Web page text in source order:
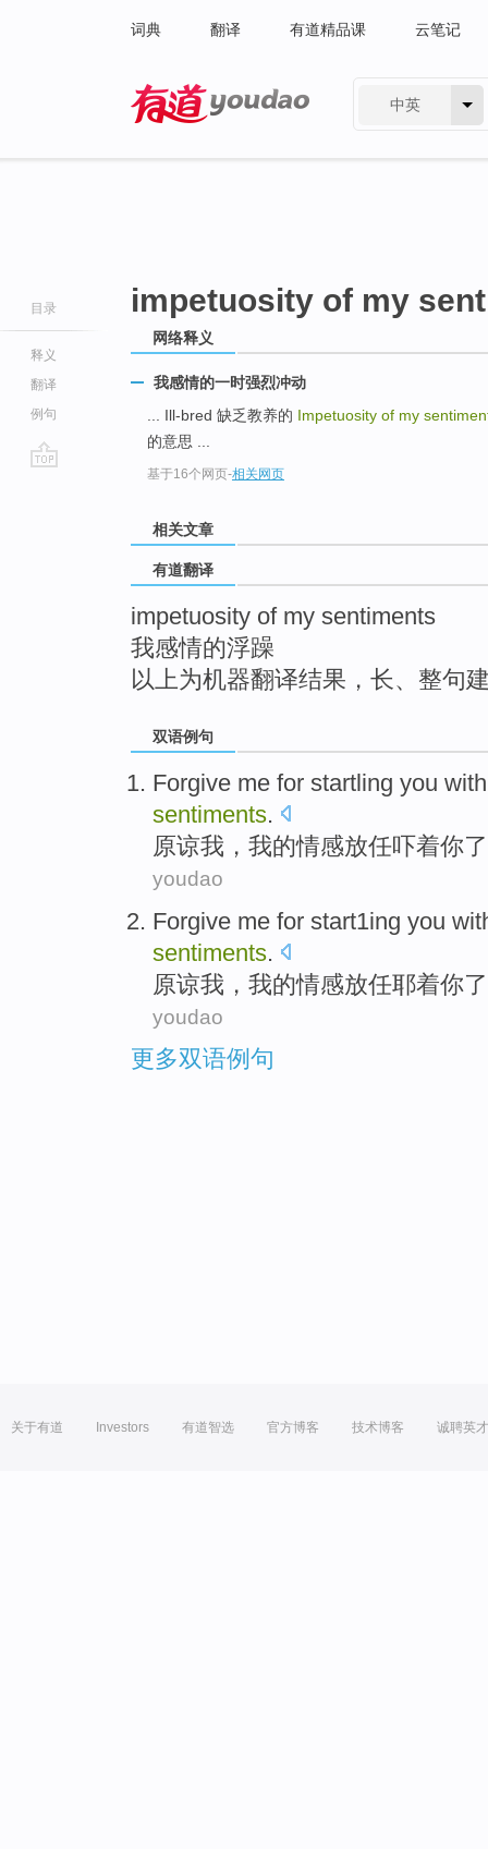
词典 翻译 有道精品课 云笔记
中英
目录
释义
翻译
例句
impetuosity of my
网络释义
我感情的一时强烈冲动
... Ill-bred 缺乏教养的 Impetuosity of my
的意思 ...
基于16个网页-相关网页
相关文章
有道翻译
impetuosity of my sentiments
我感情的浮躁
以上为机器翻译结果，长、整句
双语例句
Forgive me for startling you
sentiments.
原谅我 ， 我的情感放任吓着你了
youdao
Forgive me for start1ing you
sentiments.
原谅我 ， 我的情感放任耶着你了
youdao
更多双语例句
关于有道 Investors 有道智选 官方博客 技术博客 诚聘英才